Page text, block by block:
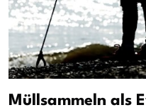
Müllsammeln als